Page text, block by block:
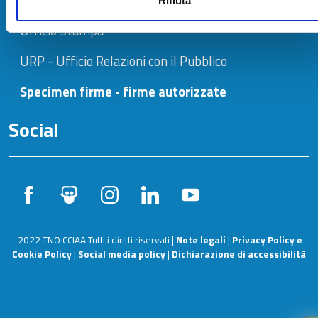
Ufficio Stampa
URP - Ufficio Relazioni con il Pubblico
Specimen firme - firme autorizzate
Social
2022 TNO CCIAA Tutti i diritti riservati | Note legali | Privacy Policy e
Cookie Policy| Social media policy| Dichiarazione di accessibilità